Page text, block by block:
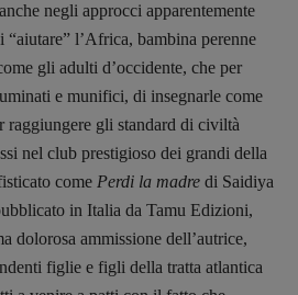
negli approcci apparentemente
l’Africa, bambina perenne
gli adulti d’occidente, che per
e munifici, di insegnarle come
raggiungere gli standard di civiltà
nel club prestigioso dei grandi della
come Perdi la madre di Saidiya
in Italia da Tamu Edizioni,
dolorosa ammissione dell’autrice,
figlie e figli della tratta atlantica